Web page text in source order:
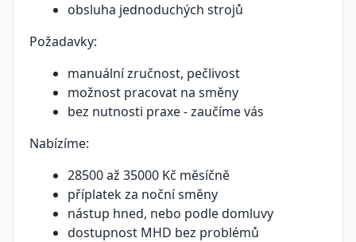
obsluha jednoduchých strojů
Požadavky:
manuální zručnost, pečlivost
možnost pracovat na směny
bez nutnosti praxe - zaučíme vás
Nabízíme:
28500 až 35000 Kč měsíčně
příplatek za noční směny
nástup hned, nebo podle domluvy
dostupnost MHD bez problémů